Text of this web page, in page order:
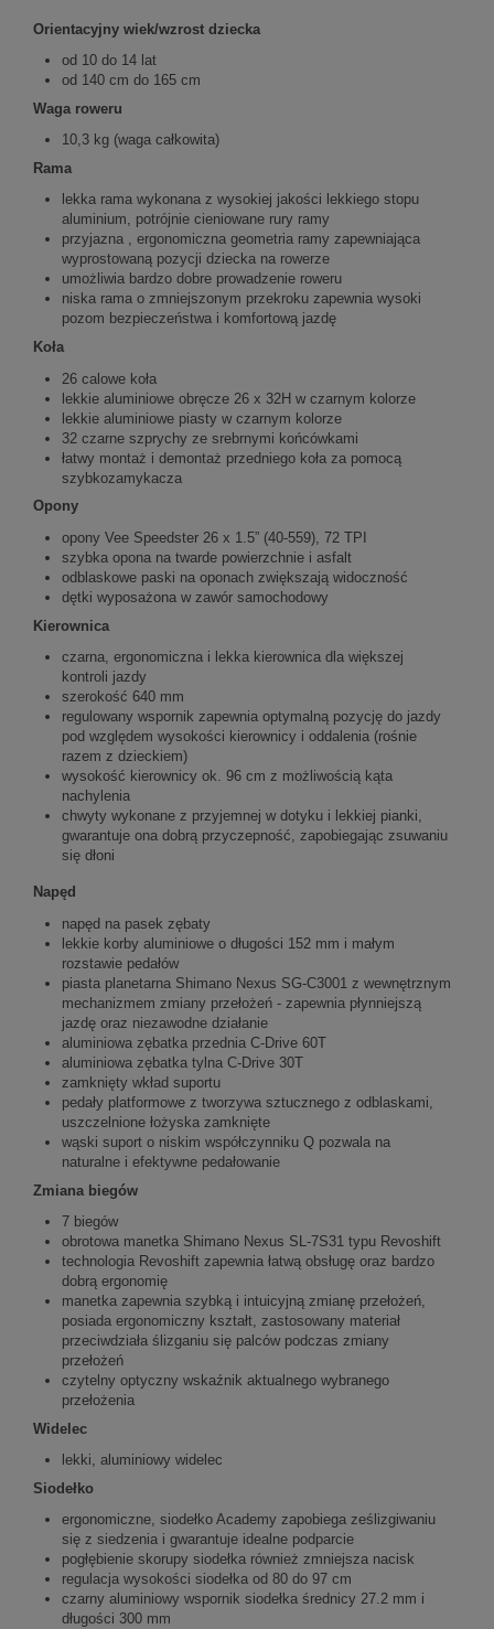
Orientacyjny wiek/wzrost dziecka
od 10 do 14 lat
od 140 cm do 165 cm
Waga roweru
10,3 kg (waga całkowita)
Rama
lekka rama wykonana z wysokiej jakości lekkiego stopu
aluminium, potrójnie cieniowane rury ramy
przyjazna , ergonomiczna geometria ramy zapewniająca
wyprostowaną pozycji dziecka na rowerze
umożliwia bardzo dobre prowadzenie roweru
niska rama o zmniejszonym przekroku zapewnia wysoki
pozom bezpieczeństwa i komfortową jazdę
Koła
26 calowe koła
lekkie aluminiowe obręcze 26 x 32H w czarnym kolorze
lekkie aluminiowe piasty w czarnym kolorze
32 czarne szprychy ze srebrnymi końcówkami
łatwy montaż i demontaż przedniego koła za pomocą
szybkozamykacza
Opony
opony Vee Speedster 26 x 1.5” (40-559), 72 TPI
szybka opona na twarde powierzchnie i asfalt
odblaskowe paski na oponach zwiększają widoczność
dętki wyposażona w zawór samochodowy
Kierownica
czarna, ergonomiczna i lekka kierownica dla większej
kontroli jazdy
szerokość 640 mm
regulowany wspornik zapewnia optymalną pozycję do jazdy
pod względem wysokości kierownicy i oddalenia (rośnie
razem z dzieckiem)
wysokość kierownicy ok. 96 cm z możliwością kąta
nachylenia
chwyty wykonane z przyjemnej w dotyku i lekkiej pianki,
gwarantuje ona dobrą przyczepność, zapobiegając zsuwaniu
się dłoni
Napęd
napęd na pasek zębaty
lekkie korby aluminiowe o długości 152 mm i małym
rozstawie pedałów
piasta planetarna Shimano Nexus SG-C3001 z wewnętrznym
mechanizmem zmiany przełożeń - zapewnia płynniejszą
jazdę oraz niezawodne działanie
aluminiowa zębatka przednia C-Drive 60T
aluminiowa zębatka tylna C-Drive 30T
zamknięty wkład suportu
pedały platformowe z tworzywa sztucznego z odblaskami,
uszczelnione łożyska zamknięte
wąski suport o niskim współczynniku Q pozwala na
naturalne i efektywne pedałowanie
Zmiana biegów
7 biegów
obrotowa manetka Shimano Nexus SL-7S31 typu Revoshift
technologia Revoshift zapewnia łatwą obsługę oraz bardzo
dobrą ergonomię
manetka zapewnia szybką i intuicyjną zmianę przełożeń,
posiada ergonomiczny kształt, zastosowany materiał
przeciwdziała ślizganiu się palców podczas zmiany
przełożeń
czytelny optyczny wskaźnik aktualnego wybranego
przełożenia
Widelec
lekki, aluminiowy widelec
Siodełko
ergonomiczne, siodełko Academy zapobiega ześlizgiwaniu
się z siedzenia i gwarantuje idealne podparcie
pogłębienie skorupy siodełka również zmniejsza nacisk
regulacja wysokości siodełka od 80 do 97 cm
czarny aluminiowy wspornik siodełka średnicy 27.2 mm i
długości 300 mm